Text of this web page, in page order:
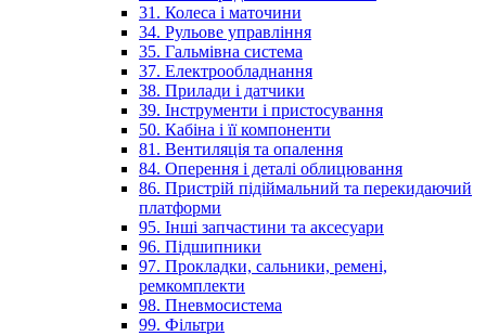
31. Колеса і маточини
34. Рульове управління
35. Гальмівна система
37. Електрообладнання
38. Прилади і датчики
39. Інструменти і пристосування
50. Кабіна і її компоненти
81. Вентиляція та опалення
84. Оперення і деталі облицювання
86. Пристрій підіймальний та перекидаючий
платформи
95. Інші запчастини та аксесуари
96. Підшипники
97. Прокладки, сальники, ремені,
ремкомплекти
98. Пневмосистема
99. Фільтри